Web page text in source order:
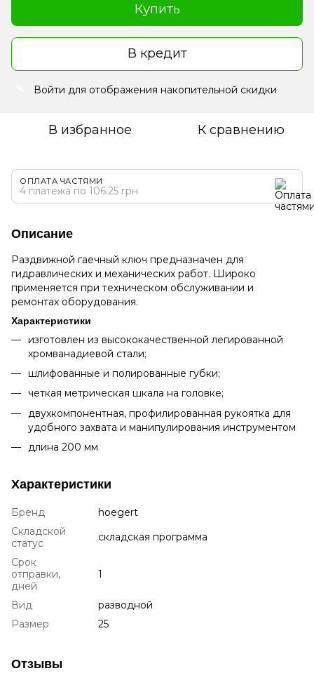
Купить
В кредит
Войти для отображения накопительной скидки
В избранное К сравнению
ОПЛАТА ЧАСТЯМИ
4 платежа по 106.25 грн
Описание
Раздвижной гаечный ключ предназначен для
гидравлических и механических работ. Широко
применяется при техническом обслуживании и
ремонтах оборудования.
Характеристики
изготовлен из высококачественной легированной
хромванадиевой стали;
шлифованные и полированные губки;
четкая метрическая шкала на головке;
двухкомпонентная, профилированная рукоятка для
удобного захвата и манипулирования инструментом
длина 200 мм
Характеристики
Бренд
hoegert
Складской
статус
складская программа
Срок
отправки,
дней
1
Вид
разводной
Размер
25
Отзывы